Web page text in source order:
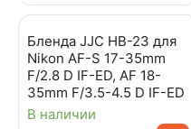
Бленда JJC HB-23 для
Nikon AF-S 17-35mm
F/2.8 D IF-ED, AF 18-
35mm F/3.5-4.5 D IF-ED
В наличии